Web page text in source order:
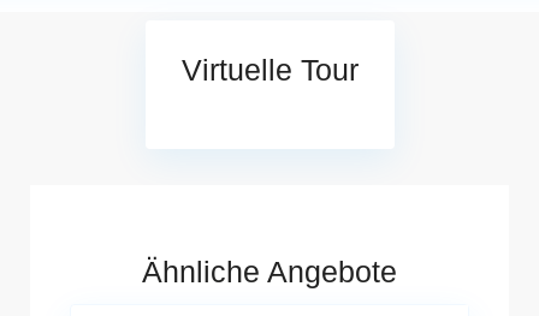
Virtuelle Tour
Ähnliche Angebote